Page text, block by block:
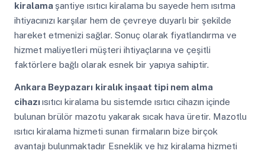
kiralama şantiye ısıtıcı kiralama bu sayede hem ısıtma
ihtiyacınızı karşılar hem de çevreye duyarlı bir şekilde
hareket etmenizi sağlar. Sonuç olarak fiyatlandırma ve
hizmet maliyetleri müşteri ihtiyaçlarına ve çeşitli
faktörlere bağlı olarak esnek bir yapıya sahiptir.
Ankara Beypazarı kiralık inşaat tipi nem alma
cihazıısıtıcı kiralama bu sistemde ısıtıcı cihazın içinde
bulunan brülör mazotu yakarak sıcak hava üretir. Mazotlu
ısıtıcı kiralama hizmeti sunan firmaların bize birçok
avantajı bulunmaktadır Esneklik ve hız kiralama hizmeti